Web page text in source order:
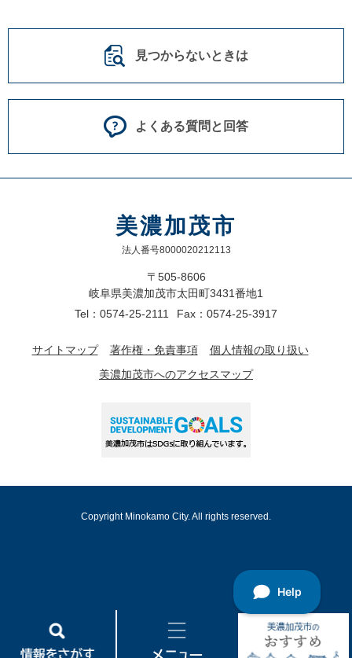
見つからないときは
よくある質問と回答
美濃加茂市
法人番号8000020212113
〒505-8606
岐阜県美濃加茂市太田町3431番地1
Tel：0574-25-2111
Fax：0574-25-3917
サイトマップ 著作権・免責事項
個人情報の取り扱い
美濃加茂市へのアクセスマップ
Copyright Minokamo City. All rights reserved.